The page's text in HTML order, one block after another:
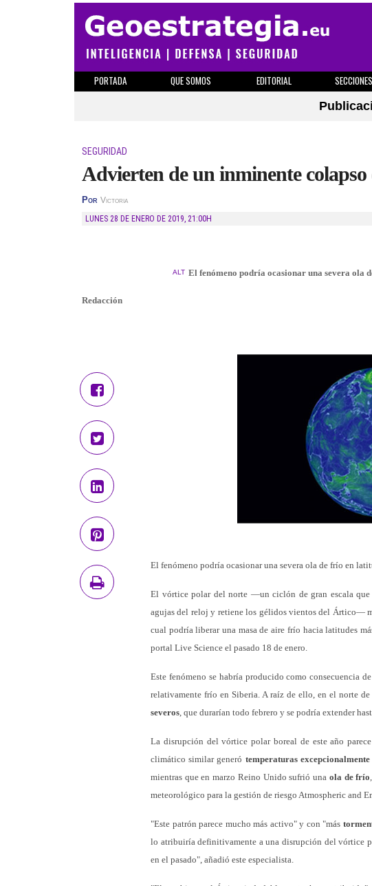
PORTADA QUE SOMOS EDITORIAL SECCIONES
SEGURIDAD
Advierten de un inminente
Por Victoria
LUNES 28 DE ENERO DE 2019, 21:00H
ALT El fenómeno podría ocasionar una severa ola
Redacción
El fenómeno podría ocasionar una severa ola de frío en
El vórtice polar del norte —un ciclón de gran escala que
agujas del reloj y retiene los gélidos vientos del Ártico—
cual podría liberar una masa de aire frío hacia latitudes
portal Live Science el pasado 18 de enero.
Este fenómeno se habría producido como consecuencia
relativamente frío en Siberia. A raíz de ello, en el norte
severos, que durarían todo febrero y se podría extender
La disrupción del vórtice polar boreal de este año
climático similar generó temperaturas excepcionalmente
mientras que en marzo Reino Unido sufrió una ola de frío
meteorológico para la gestión de riesgo Atmospheric and
"Este patrón parece mucho más activo" y con "más
lo atribuiría definitivamente a una disrupción del vórtice
en el pasado", añadió este especialista.